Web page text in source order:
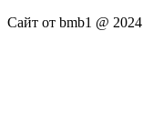
Сайт от bmb1 @ 2024